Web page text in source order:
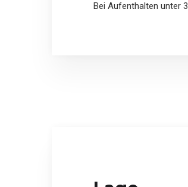
Bei Aufenthalten unter